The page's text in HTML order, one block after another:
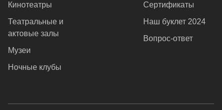
Кинотеатры
Театральные и
актовые залы
Музеи
Ночные клубы
Сертификаты
Наш буклет 2024
Вопрос-ответ